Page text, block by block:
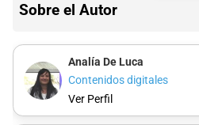
Sobre el Autor
Analía De Luca
Contenidos digitales
Ver Perfil